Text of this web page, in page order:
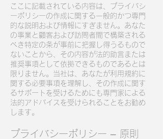
ここに記載されている内容は、プライバシ
ーポリシーの作成に関する一般的かつ専門
的な説明および情報にすぎません。あなた
の事業と顧客および訪問者間で構築される
べき特定の条が事前に把握し得うるもので
ないことから、その内容が法的助言または
推奨事項として依拠できるものであるとは
限りません。当社は、あなたが利用規約に
関する必要事項を理解し、その作成に関す
るサポートを受けるためにも専門家による
法的アドバイスを受けられることをお勧め
します。
プライバシーポリシー – 原則